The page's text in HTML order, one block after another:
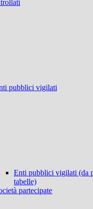
pubblici vigilati
Enti pubblici vigilati (da
tabelle)
partecipate